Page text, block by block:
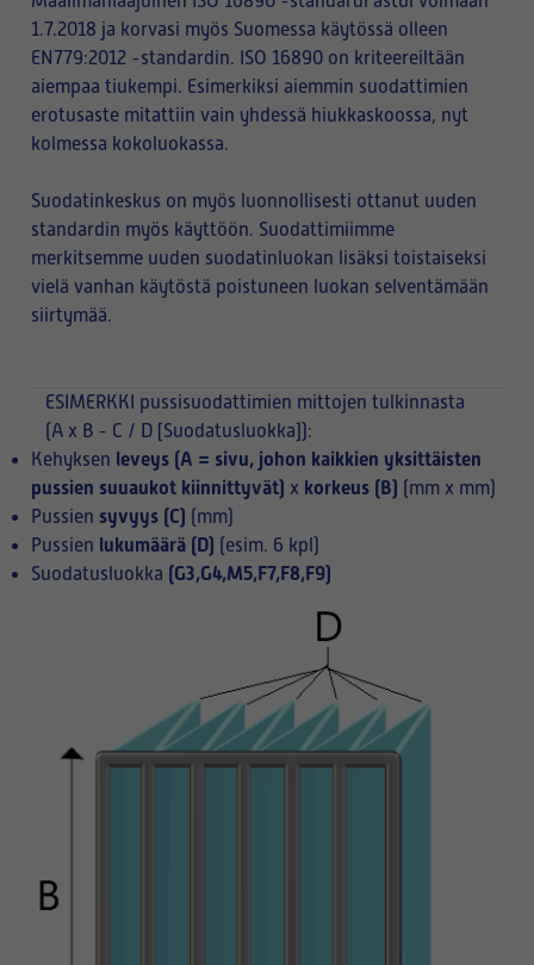
1.7.2018 ja korvasi myös Suomessa käytössä olleen
EN779:2012 -standardin. ISO 16890 on kriteereiltään
aiempaa tiukempi. Esimerkiksi aiemmin suodattimien
erotusaste mitattiin vain yhdessä hiukkaskoossa, nyt
kolmessa kokoluokassa.
Suodatinkeskus on myös luonnollisesti ottanut uuden
standardin myös käyttöön. Suodattimiimme
merkitsemme uuden suodatinluokan lisäksi toistaiseksi
vielä vanhan käytöstä poistuneen luokan selventämään
siirtymää.
ESIMERKKI pussisuodattimien mittojen tulkinnasta
(A x B - C / D [Suodatusluokka]):
Kehyksen leveys (A = sivu, johon kaikkien yksittäisten
pussien suuaukot kiinnittyvät) x korkeus (B) (mm x mm)
Pussien syvyys (C) (mm)
Pussien lukumäärä (D) (esim. 6 kpl)
Suodatusluokka (G3,G4,M5,F7,F8,F9)